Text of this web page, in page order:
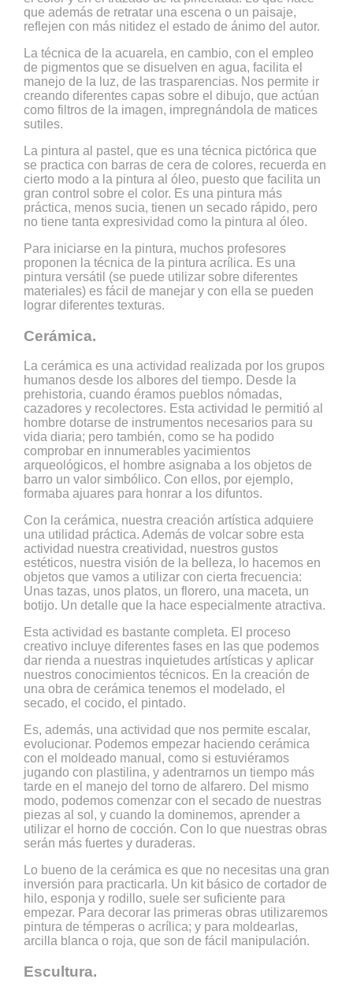
que además de retratar una escena o un paisaje,
reflejen con más nitidez el estado de ánimo del autor.
La técnica de la acuarela, en cambio, con el empleo
de pigmentos que se disuelven en agua, facilita el
manejo de la luz, de las trasparencias. Nos permite ir
creando diferentes capas sobre el dibujo, que actúan
como filtros de la imagen, impregnándola de matices
sutiles.
La pintura al pastel, que es una técnica pictórica que
se practica con barras de cera de colores, recuerda en
cierto modo a la pintura al óleo, puesto que facilita un
gran control sobre el color. Es una pintura más
práctica, menos sucia, tienen un secado rápido, pero
no tiene tanta expresividad como la pintura al óleo.
Para iniciarse en la pintura, muchos profesores
proponen la técnica de la pintura acrílica. Es una
pintura versátil (se puede utilizar sobre diferentes
materiales) es fácil de manejar y con ella se pueden
lograr diferentes texturas.
Cerámica.
La cerámica es una actividad realizada por los grupos
humanos desde los albores del tiempo. Desde la
prehistoria, cuando éramos pueblos nómadas,
cazadores y recolectores. Esta actividad le permitió al
hombre dotarse de instrumentos necesarios para su
vida diaria; pero también, como se ha podido
comprobar en innumerables yacimientos
arqueológicos, el hombre asignaba a los objetos de
barro un valor simbólico. Con ellos, por ejemplo,
formaba ajuares para honrar a los difuntos.
Con la cerámica, nuestra creación artística adquiere
una utilidad práctica. Además de volcar sobre esta
actividad nuestra creatividad, nuestros gustos
estéticos, nuestra visión de la belleza, lo hacemos en
objetos que vamos a utilizar con cierta frecuencia:
Unas tazas, unos platos, un florero, una maceta, un
botijo. Un detalle que la hace especialmente atractiva.
Esta actividad es bastante completa. El proceso
creativo incluye diferentes fases en las que podemos
dar rienda a nuestras inquietudes artísticas y aplicar
nuestros conocimientos técnicos. En la creación de
una obra de cerámica tenemos el modelado, el
secado, el cocido, el pintado.
Es, además, una actividad que nos permite escalar,
evolucionar. Podemos empezar haciendo cerámica
con el moldeado manual, como si estuviéramos
jugando con plastilina, y adentrarnos un tiempo más
tarde en el manejo del torno de alfarero. Del mismo
modo, podemos comenzar con el secado de nuestras
piezas al sol, y cuando la dominemos, aprender a
utilizar el horno de cocción. Con lo que nuestras obras
serán más fuertes y duraderas.
Lo bueno de la cerámica es que no necesitas una gran
inversión para practicarla. Un kit básico de cortador de
hilo, esponja y rodillo, suele ser suficiente para
empezar. Para decorar las primeras obras utilizaremos
pintura de témperas o acrílica; y para moldearlas,
arcilla blanca o roja, que son de fácil manipulación.
Escultura.